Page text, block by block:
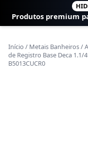
Produtos premium
Início / Metais Banheiros/
de Registro Base Deca 1.1/
B5013CUCR0